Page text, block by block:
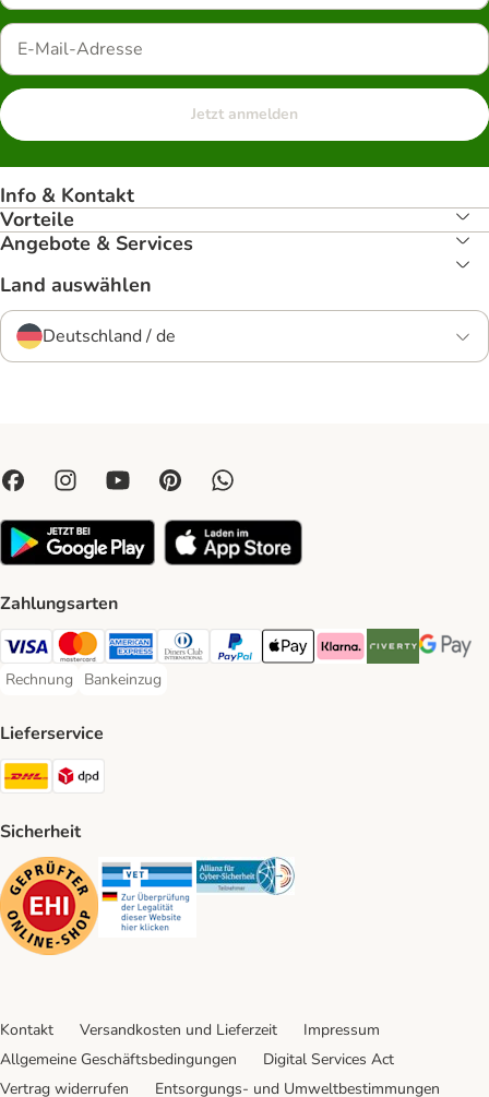
Jetzt anmelden
Info & Kontakt
Vorteile
Angebote & Services
Land auswählen
Deutschland / de
Zahlungsarten
Visa Payment Method
Mastercard Payment Method
American Express Payment Method
Diners Club Payment Method
PayPal Payment Method
Apple Pay Payment Method
Klarna Payment Method
Riverty Payment
Google
Rechnung
Rechnung Payment Method
Bankeinzug
Bankeinzug Payment Method
Lieferservice
DHL Shipping Method
Sicherheit
Security Security Security
Kontakt Versandkosten und Lieferzeit
Impressum
Allgemeine Geschäftsbedingungen
Digital Services Act
Vertrag widerrufen
Entsorgungs- und Umweltbestimmungen